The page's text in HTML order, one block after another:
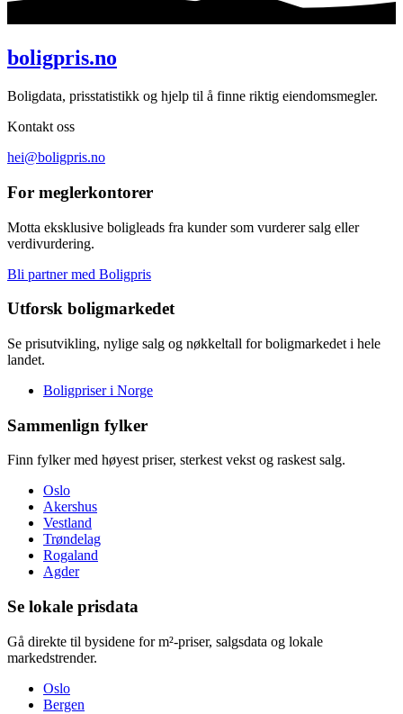
boligpris.no
Boligdata, prisstatistikk og hjelp til å finne riktig eiendomsmegler.
Kontakt oss
hei@boligpris.no
For meglerkontorer
Motta eksklusive boligleads fra kunder som vurderer salg eller
verdivurdering.
Bli partner med Boligpris
Utforsk boligmarkedet
Se prisutvikling, nylige salg og nøkkeltall for boligmarkedet i hele
landet.
Boligpriser i Norge
Sammenlign fylker
Finn fylker med høyest priser, sterkest vekst og raskest salg.
Oslo
Akershus
Vestland
Trøndelag
Rogaland
Agder
Se lokale prisdata
Gå direkte til bysidene for m²-priser, salgsdata og lokale
markedstrender.
Oslo
Bergen